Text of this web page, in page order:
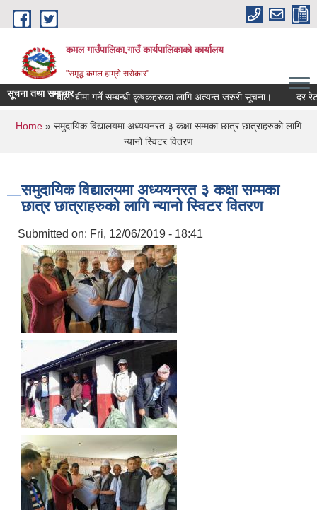
Skip to main content
कमल गाउँपालिका,गाउँ कार्यपालिकाको कार्यालय
"समृद्ध कमल हाम्रो सरोकार"
सूचना तथा समाचारबाली बीमा गर्ने सम्बन्धी कृषकहरूका लागि अत्यन्त जरुरी सूचना। दर रेट
You are here
Home » समुदायिक विद्यालयमा अध्ययनरत ३ कक्षा सम्मका छात्र छात्राहरुको लागि
न्यानो स्विटर वितरण
समुदायिक विद्यालयमा अध्ययनरत ३ कक्षा सम्मका
छात्र छात्राहरुको लागि न्यानो स्विटर वितरण
Submitted on: Fri, 12/06/2019 - 18:41